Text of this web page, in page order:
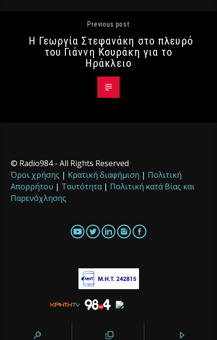
Previous post
Η Γεωργία Στεφανάκη στο πλευρό
του Γιάννη Κουράκη για το
Ηράκλειο
© Radio984 - All Rights Reserved
Όροι χρήσης | Κρατική διαφήμιση | Πολιτική
Απορρήτου | Ταυτότητα| Πολιτική κατά Βίας και
Παρενόχλησης